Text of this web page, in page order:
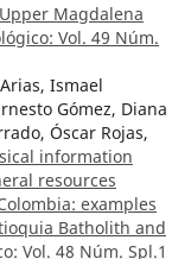
Magdalena
Vol. 49 Núm.
Ismael
Gómez, Diana
Óscar Rojas,
information
resources
examples
Batholith and
Vol. 48 Núm. Spl.1